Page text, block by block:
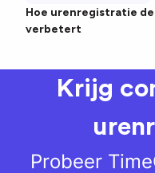
Hoe urenregistratie
verbetert
Krijg
Probeer